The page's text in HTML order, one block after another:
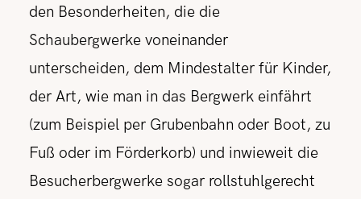
den Besonderheiten, die die
Schaubergwerke voneinander
unterscheiden, dem Mindestalter für Kinder,
der Art, wie man in das Bergwerk einfährt
(zum Beispiel per Grubenbahn oder Boot, zu
Fuß oder im Förderkorb) und inwieweit die
Besucherbergwerke sogar rollstuhlgerecht